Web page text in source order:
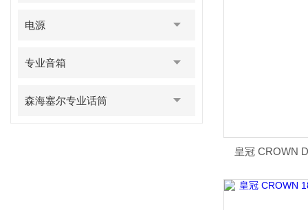
电源
专业音箱
森海塞尔专业话筒
皇冠 CROWN